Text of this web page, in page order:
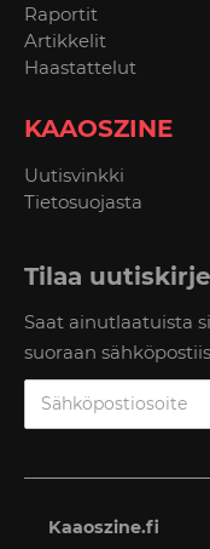
Raportit
Artikkelit
Haastattelut
KAAOSZINE
Uutisvinkki
Tietosuojasta
Tilaa uutiskirje
Saat ainutlaatuista
suoraan
Kaaoszine.fi